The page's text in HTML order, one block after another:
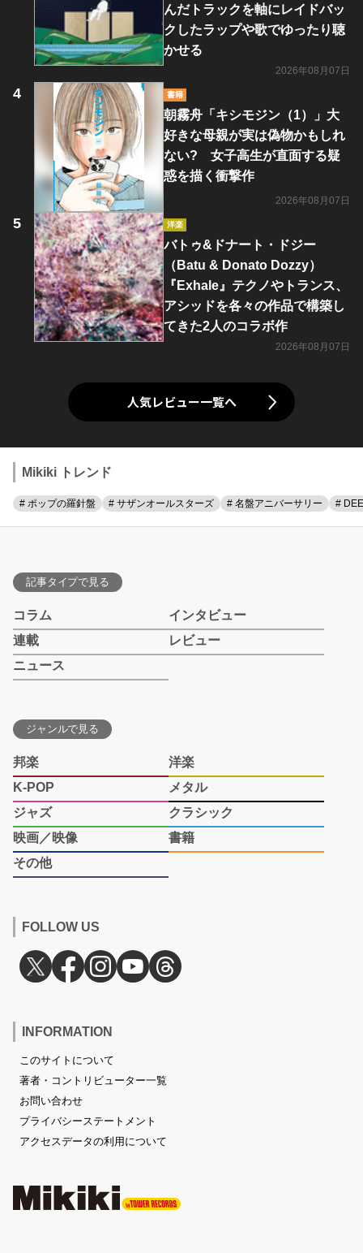
んだトラックを軸にレイドバッ
クしたラップや歌でゆったり聴
かせる
2026年08月07日
書籍
朝霧舟「キシモジン（1）」大
好きな母親が実は偽物かもしれ
ない? 女子高生が直面する疑
惑を描く衝撃作
2026年08月07日
洋楽
バトゥ&ドナート・ドジー
（Batu & Donato Dozzy）
『Exhale』テクノやトランス、
アシッドを各々の作品で構築し
てきた2人のコラボ作
2026年08月07日
人気レビュー一覧へ
Mikiki トレンド
# ポップの羅針盤 # サザンオールスターズ # 名盤アニバーサリー #
記事タイプで見る
コラム
インタビュー
連載
レビュー
ニュース
ジャンルで見る
邦楽
洋楽
K-POP
メタル
ジャズ
クラシック
映画／映像
書籍
その他
FOLLOW US
INFORMATION
このサイトについて
著者・コントリビューター一覧
お問い合わせ
プライバシーステートメント
アクセスデータの利用について